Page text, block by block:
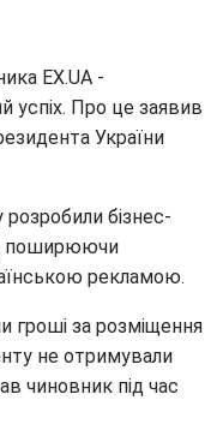
EX.UA -
успіх. Про це заявив
України
бізнес-
поширюючи
рекламою.
гроші за розміщення
не отримували
чиновник під час